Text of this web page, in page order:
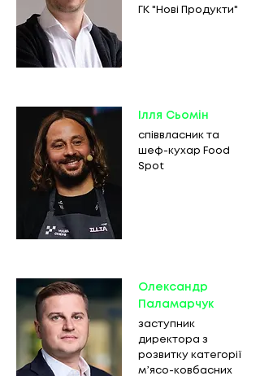
ГК "Нові Продукти"
Ілля Сьомін
співвласник та
шеф-кухар Food
Spot
Олександр
Паламарчук
заступник
директора з
розвитку категорії
мʼясо-ковбасних